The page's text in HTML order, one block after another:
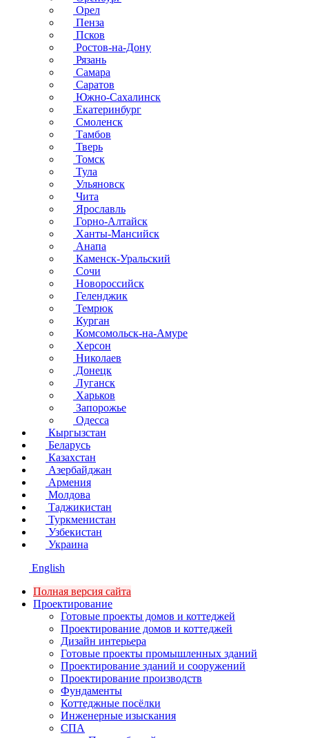
Орел
Пенза
Псков
Ростов-на-Дону
Рязань
Самара
Саратов
Южно-Сахалинск
Екатеринбург
Смоленск
Тамбов
Тверь
Томск
Тула
Ульяновск
Чита
Ярославль
Горно-Алтайск
Ханты-Мансийск
Анапа
Каменск-Уральский
Сочи
Новороссийск
Геленджик
Темрюк
Курган
Комсомольск-на-Амуре
Херсон
Николаев
Донецк
Луганск
Харьков
Запорожье
Одесса
Кыргызстан
Беларусь
Казахстан
Азербайджан
Армения
Молдова
Таджикистан
Туркменистан
Узбекистан
Украина
English
Полная версия сайта
Проектирование
Готовые проекты домов и коттеджей
Проектирование домов и коттеджей
Дизайн интерьера
Готовые проекты промышленных зданий
Проектирование зданий и сооружений
Проектирование производств
Фундаменты
Коттеджные посёлки
Инженерные изыскания
СПА